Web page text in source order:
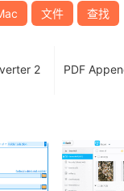
文件 查找
2
PDF